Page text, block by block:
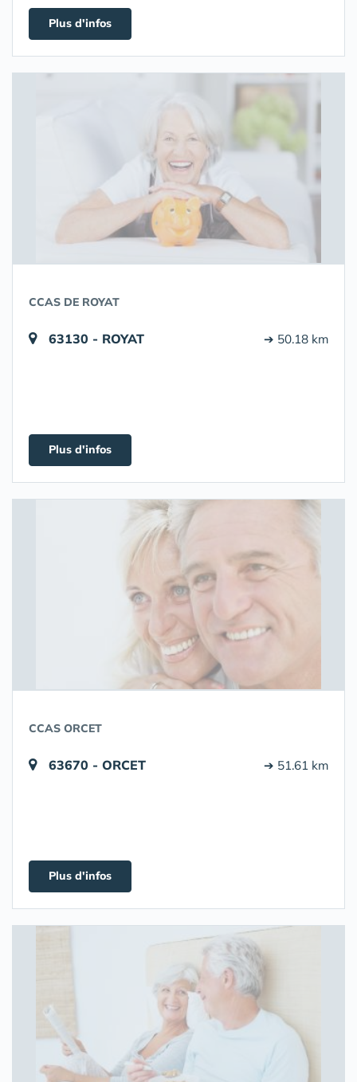
Plus d'infos
CCAS DE ROYAT
63130 - ROYAT ➔ 50.18 km
Plus d'infos
CCAS ORCET
63670 - ORCET ➔ 51.61 km
Plus d'infos